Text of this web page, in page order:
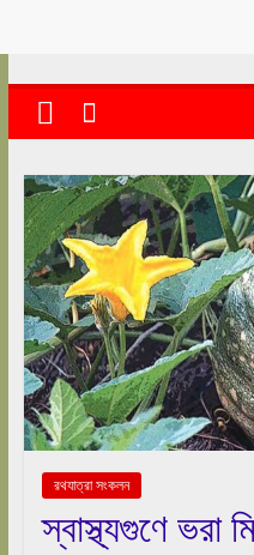
রথযাত্রা সংকলন
স্বাস্থ্যগুণে ভরা